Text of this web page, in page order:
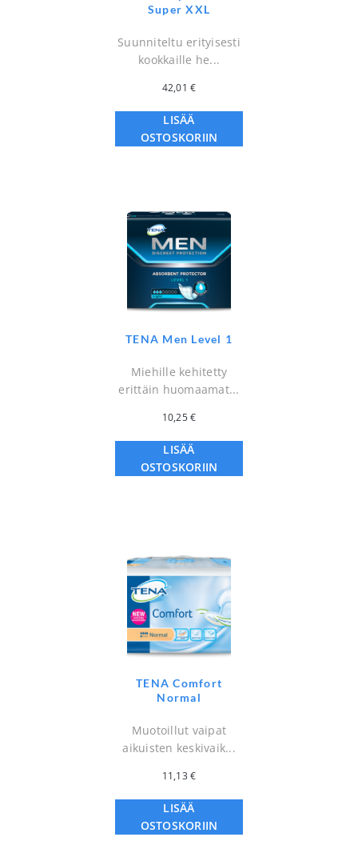
Super XXL
Suunniteltu erityisesti
kookkaille he...
42,01€
LISÄÄ
OSTOSKORIIN
TENA Men Level 1
Miehille kehitetty
erittäin huomaamat...
10,25€
LISÄÄ
OSTOSKORIIN
TENA Comfort
Normal
Muotoillut vaipat
aikuisten keskivaik...
11,13€
LISÄÄ
OSTOSKORIIN